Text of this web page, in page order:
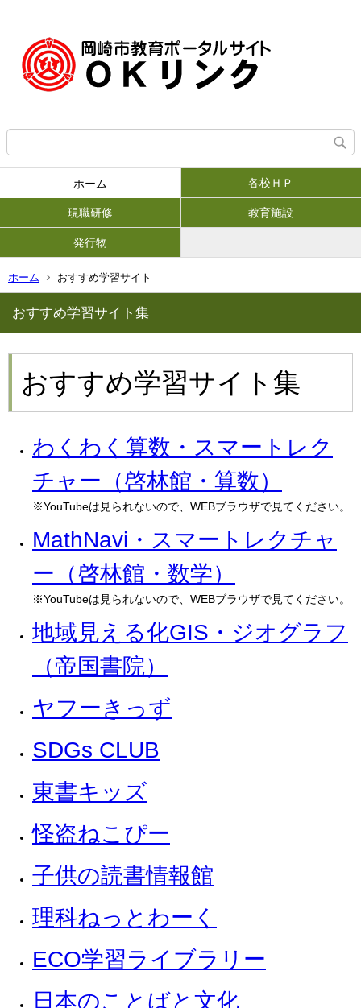
ホーム 各校ＨＰ
現職研修 教育施設
発行物
ホーム おすすめ学習サイト
おすすめ学習サイト集
おすすめ学習サイト集
わくわく算数・スマートレク
チャー（啓林館・算数）
※YouTubeは見られないので、WEBブラウザで見てください。
MathNavi・スマートレクチャ
ー（啓林館・数学）
※YouTubeは見られないので、WEBブラウザで見てください。
地域見える化GIS・ジオグラフ
（帝国書院）
ヤフーきっず
SDGs CLUB
東書キッズ
怪盗ねこぴー
子供の読書情報館
理科ねっとわーく
ECO学習ライブラリー
日本のことばと文化